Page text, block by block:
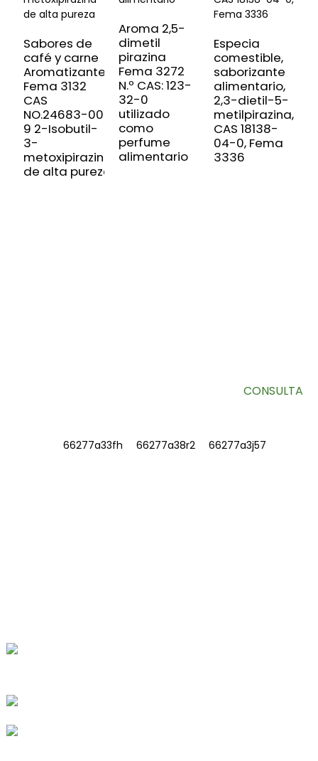
Sabores de
café y carne
Aromatizante
Fema 3132
CAS
NO.24683-00-
9 2-Isobutil-
3-
metoxipirazina
de alta pureza
Aroma 2,5-
dimetil
pirazina
Fema 3272
N.º CAS: 123-
32-0
utilizado
como
perfume
alimentario
Especia
comestible,
saborizante
alimentario,
2,3-dietil-5-
metilpirazina,
CAS 18138-
04-0, Fema
3336
CONSULTA